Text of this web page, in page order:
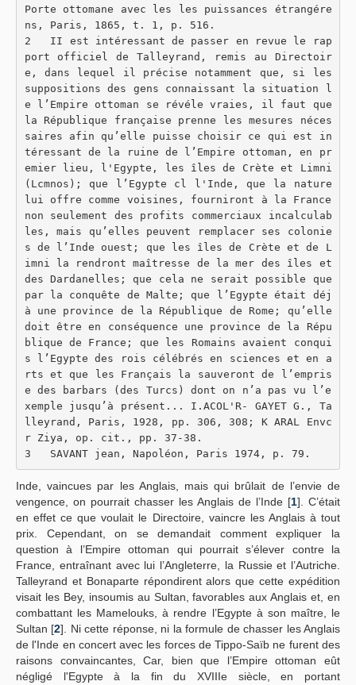
Porte ottomane avec les les puissances étrangére
ns, Paris, 1865, t. 1, p. 516.
2   II est intéressant de passer en revue le rap
port officiel de Talleyrand, remis au Directoir
e, dans lequel il précise notamment que, si les
suppositions des gens connaissant la situation l
e l’Empire ottoman se révéle vraies, il faut que
la République française prenne les mesures néces
saires afin qu’elle puisse choisir ce qui est in
téressant de la ruine de l’Empire ottoman, en pr
emier lieu, l'Egypte, les îles de Crète et Limni
(Lcmnos); que l’Egypte cl l'Inde, que la nature
lui offre comme voisines, fourniront à la France
non seulement des profits commerciaux incalculab
les, mais qu’elles peuvent remplacer ses colonie
s de l’Inde ouest; que les îles de Crète et de L
imni la rendront maîtresse de la mer des îles et
des Dardanelles; que cela ne serait possible que
par la conquête de Malte; que l’Egypte était déj
à une province de la République de Rome; qu’elle
doit être en conséquence une province de la Répu
blique de France; que les Romains avaient conqui
s l’Egypte des rois célébrés en sciences et en a
rts et que les Français la sauveront de l’empris
e des barbars (des Turcs) dont on n’a pas vu l’e
xemple jusqu’à présent... I.ACOL'R- GAYET G., Ta
lleyrand, Paris, 1928, pp. 306, 308; K ARAL Envc
r Ziya, op. cit., pp. 37-38.
3   SAVANT jean, Napoléon, Paris 1974, p. 79.
Inde, vaincues par les Anglais, mais qui brûlait de l’envie de
vengence, on pourrait chasser les Anglais de l’Inde [1]. C’était
en effet ce que voulait le Directoire, vaincre les Anglais à tout
prix. Cependant, on se demandait comment expliquer la
question à l’Empire ottoman qui pourrait s’élever contre la
France, entraînant avec lui l’Angleterre, la Russie et l’Autriche.
Talleyrand et Bonaparte répondirent alors que cette expédition
visait les Bey, insoumis au Sultan, favorables aux Anglais et, en
combattant les Mamelouks, à rendre l’Egypte à son maître, le
Sultan [2]. Ni cette réponse, ni la formule de chasser les Anglais
de l'Inde en concert avec les forces de Tippo-Saïb ne furent des
raisons convaincantes, Car, bien que l’Empire ottoman eût
négligé l'Egypte à la fin du XVIIIe siècle, en portant